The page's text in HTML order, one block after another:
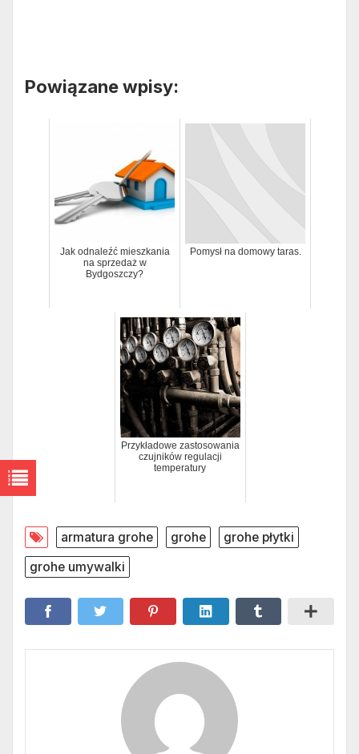
Powiązane wpisy:
Jak odnaleźć mieszkania
na sprzedaż w
Bydgoszczy?
Pomysł na domowy taras.
Przykładowe zastosowania
czujników regulacji
temperatury
armatura grohe grohe
grohe płytki
grohe umywalki